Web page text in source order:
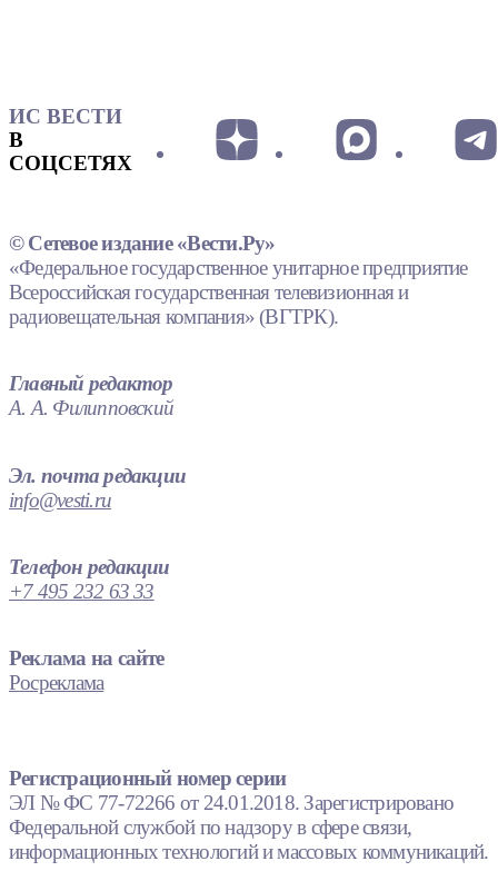
ИС ВЕСТИ
В
СОЦСЕТЯХ
© Сетевое издание «Вести.Ру»
«Федеральное государственное унитарное предприятие
Всероссийская государственная телевизионная и
радиовещательная компания» (ВГТРК).
Главный редактор
А. А. Филипповский
Эл. почта редакции
info@vesti.ru
Телефон редакции
+7 495 232 63 33
Реклама на сайте
Росреклама
Регистрационный номер серии
ЭЛ № ФС 77-72266 от 24.01.2018. Зарегистрировано
Федеральной службой по надзору в сфере связи,
информационных технологий и массовых коммуникаций.